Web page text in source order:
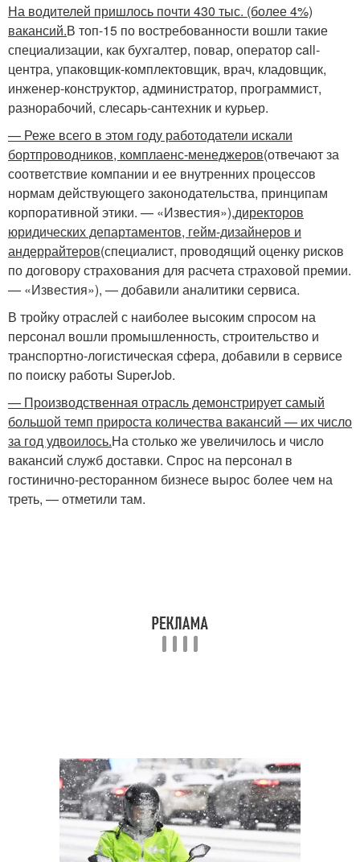
На водителей пришлось почти 430 тыс. (более 4%)
вакансий.В топ-15 по востребованности вошли такие
специализации, как бухгалтер, повар, оператор call-
центра, упаковщик-комплектовщик, врач, кладовщик,
инженер-конструктор, администратор, программист,
разнорабочий, слесарь-сантехник и курьер.
— Реже всего в этом году работодатели искали
бортпроводников, комплаенс-менеджеров(отвечают за
соответствие компании и ее внутренних процессов
нормам действующего законодательства, принципам
корпоративной этики. — «Известия»),директоров
юридических департаментов, гейм-дизайнеров и
андеррайтеров(специалист, проводящий оценку рисков
по договору страхования для расчета страховой премии.
— «Известия»), — добавили аналитики сервиса.
В тройку отраслей с наиболее высоким спросом на
персонал вошли промышленность, строительство и
транспортно-логистическая сфера, добавили в сервисе
по поиску работы SuperJob.
— Производственная отрасль демонстрирует самый
большой темп прироста количества вакансий — их число
за год удвоилось.На столько же увеличилось и число
вакансий служб доставки. Спрос на персонал в
гостинично-ресторанном бизнесе вырос более чем на
треть, — отметили там.